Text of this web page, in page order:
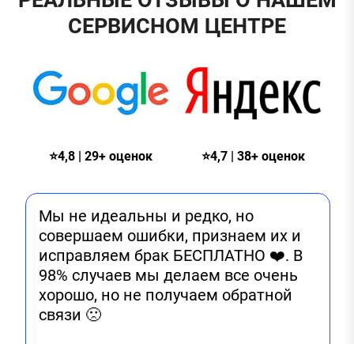
СЕРВИСНОМ ЦЕНТРЕ
⭐4,8 | 29+ оценок ⭐4,7 | 38+ оценок
Мы не идеальны и редко, но
совершаем ошибки, признаем их и
исправляем брак БЕСПЛАТНО ❤️. В
98% случаев мы делаем все очень
хорошо, но не получаем обратной
связи 🙁